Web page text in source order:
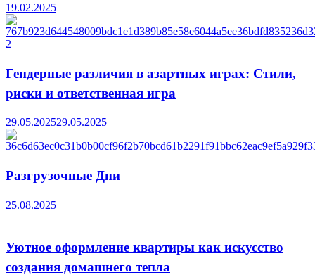
19.02.2025
Гендерные различия в азартных играх: Стили,
риски и ответственная игра
29.05.202529.05.2025
Разгрузочные Дни
25.08.2025
Уютное оформление квартиры как искусство
создания домашнего тепла